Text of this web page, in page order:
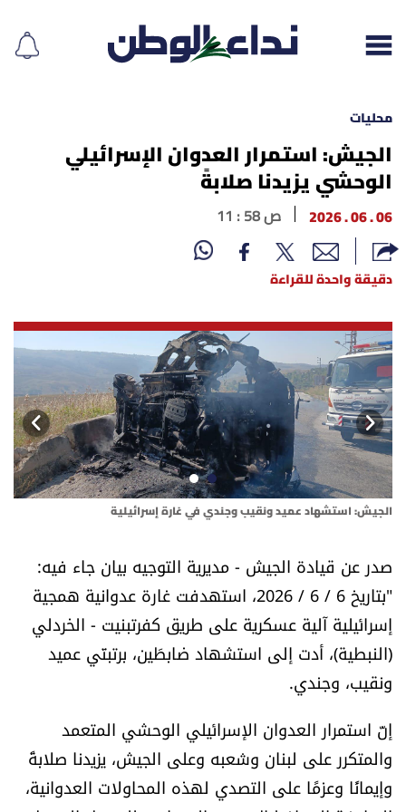
إقرأ الجريدة
لبنان
الغلاف
نداء اليوم
محليات
أسرار
متفرقات
نداء القرّاء
خاص الموقع
كتّابنا
تحت المجهر
آراء
اقتصاد
محليات
الجيش: استمرار العدوان الإسرائيلي
الوحشي يزيدنا صلابةً
06 . 06 . 2026 11 : 58 ص
دقيقة واحدة للقراءة
الجيش: استشهاد عميد ونقيب وجندي في غارة إسرائيلية
صدر عن قيادة الجيش - مديرية التوجيه بيان جاء فيه:
"بتاريخ 6 / 6 / 2026، استهدفت غارة عدوانية همجية
إسرائيلية آلية عسكرية على طريق كفرتبنيت - الخردلي
(النبطية)، أدت إلى استشهاد ضابطَين، برتبتَي عميد
ونقيب، وجندي.
إنّ استمرار العدوان الإسرائيلي الوحشي المتعمد
والمتكرر على لبنان وشعبه وعلى الجيش، يزيدنا صلابةً
وإيمانًا وعزمًا على التصدي لهذه المحاولات العدوانية،